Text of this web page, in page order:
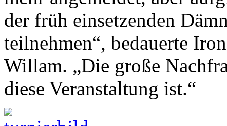
der früh einsetzenden
teilnehmen“, bedauerte
Willam. „Die große
diese Veranstaltung ist.“